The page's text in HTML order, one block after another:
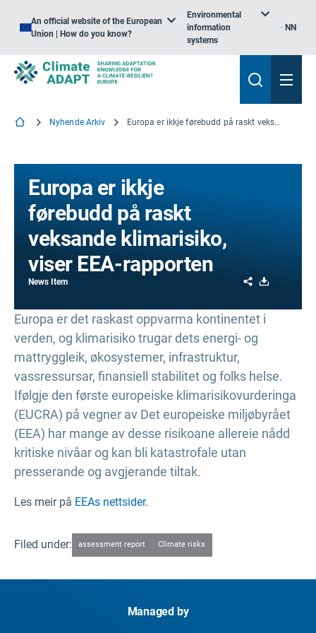
An official website of the European
Union | How do you know?
Environmental
information
systems
NN
Nyhende Arkiv Europa er ikkje førebudd på raskt veksande klimarisiko, viser EEA-rapporten
Europa er ikkje
førebudd på raskt
veksande klimarisiko,
viser EEA-rapporten
News Item Share
Europa er det raskast oppvarma kontinentet i
verden, og klimarisiko trugar dets energi- og
mattryggleik, økosystemer, infrastruktur,
vassressursar, finansiell stabilitet og folks helse.
Ifølgje den første europeiske klimarisikovurderinga
(EUCRA) på vegner av Det europeiske miljøbyrået
(EEA) har mange av desse risikoane allereie nådd
kritiske nivåar og kan bli katastrofale utan
presserande og avgjerande tiltak.
Les meir på EEAs nettsider.
Filed under: assessment report Climate risks
Managed by